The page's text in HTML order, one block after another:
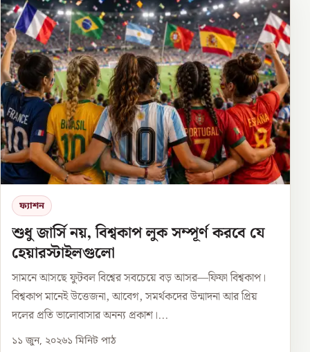
ফ্যাশন
শুধু জার্সি নয়, বিশ্বকাপ লুক সম্পূর্ণ করবে যে
হেয়ারস্টাইলগুলো
সামনে আসছে ফুটবল বিশ্বের সবচেয়ে বড় আসর—ফিফা বিশ্বকাপ।
বিশ্বকাপ মানেই উত্তেজনা, আবেগ, সমর্থকদের উন্মাদনা আর প্রিয়
দলের প্রতি ভালোবাসার অনন্য প্রকাশ।...
১১ জুন, ২০২৬১ মিনিট পাঠ